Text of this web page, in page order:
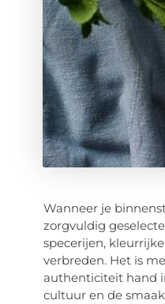
Wanneer je
zorgvuldig
specerijen,
verbreden. Het is
authenticiteit hand
cultuur en de